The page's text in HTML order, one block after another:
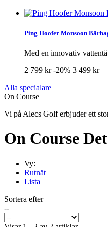
Ping Hoofer Monsoon
Med en innovativ
2 799 kr-20% 3 499 kr
Alla specialare
On Course
Vi på Alecs Golf erbjuder ett
On Course
Vy:
Rutnät
Lista
Sortera efter
--